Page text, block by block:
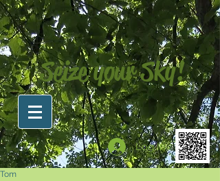
Seize your Sky!
Log In
Tom